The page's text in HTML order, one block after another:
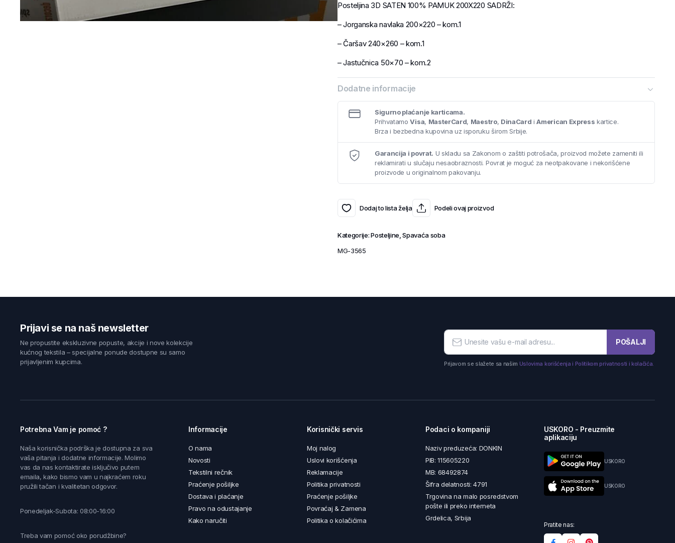
Posteljina 3D SATEN 100% PAMUK 200X220 SADRŽI:
– Jorganska navlaka 200×220 – kom.1
– Čaršav 240×260 – kom.1
– Jastučnica 50×70 – kom.2
Dodatne informacije
Sigurno plaćanje karticama.
PrihvatamoVisa, MasterCard, Maestro, DinaCard iAmerican Express kartice.
Brza i bezbedna kupovina uz isporuku širom Srbije.
Garancija i povrat. U skladu sa Zakonom o zaštiti potrošača, proizvod možete zameniti ili
reklamirati u slučaju nesaobraznosti. Povrat je moguć za neotpakovane i nekorišćene
proizvode u originalnom pakovanju.
Dodaj to lista želja Podeli ovaj proizvod
Kategorije:Posteljine ,Spavaća soba
MG-3565
Prijavi se na naš newsletter
Ne propustite ekskluzivne popuste, akcije i nove kolekcije
kućnog tekstila – specijalne ponude dostupne su samo
prijavljenim kupcima.
POŠALJI
Prijavom se slažete sa našim Uslovima korišćenja i Politikom privatnosti i kolačića.
Potrebna Vam je pomoć ?
Naša korisnička podrška je dostupna za sva
vaša pitanja i dodatne informacije. Molimo
vas da nas kontaktirate isključivo putem
emaila, kako bismo vam u najkraćem roku
pružili tačan i kvalitetan odgovor.
Ponedeljak-Subota: 08:00-16:00
Treba vam pomoć oko porudžbine?
Informacije
O nama
Novosti
Tekstilni rečnik
Praćenje pošiljke
Dostava i plaćanje
Pravo na odustajanje
Kako naručiti
Korisnički servis
Moj nalog
Uslovi korišćenja
Reklamacije
Politika privatnosti
Praćenje pošiljke
Povraćaj & Zamena
Politika o kolačićima
Podaci o kompaniji
Naziv preduzeća: DONKIN
PIB: 115605220
MB: 68492874
Šifra delatnosti: 4791
Trgovina na malo posredstvom
pošte ili preko interneta
Grdelica, Srbija
USKORO - Preuzmite
aplikaciju
USKORO
USKORO
Pratite nas: